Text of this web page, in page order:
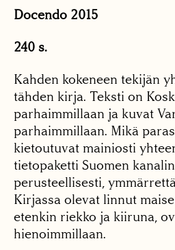
Docendo 2015
240 s.
Kahden kokeneen tekijän
tähden kirja. Teksti on
parhaimmillaan ja kuvat
parhaimmillaan. Mikä
kietoutuvat mainiosti
tietopaketti Suomen
perusteellisesti,
Kirjassa olevat linnut
etenkin riekko ja kiiruna,
hienoimmillaan.